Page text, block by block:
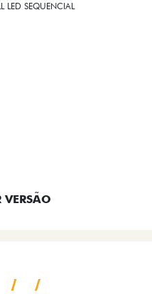
LED SEQUENCIAL
VERSÃO